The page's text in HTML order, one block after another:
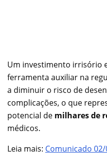
Um investimento irrisório
ferramenta auxiliar na
a diminuir o risco de
complicações, o que
potencial de milhares de
médicos.
Leia mais: Comunicado